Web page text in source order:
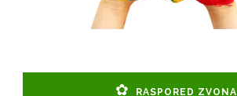
RASPORED ZVONA